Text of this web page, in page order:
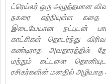
ட்ரெய்லர் ஒரு அழுத்தமான
நகரை சுற்றியுள்ள கதை
இடையேயான நட்புடன்
காட்சிகள் தொடர்ந்து
கண்டிராத அவதாரத்தில்
மற்றும் கட்டளை
ரசிகர்களின் மனதில்